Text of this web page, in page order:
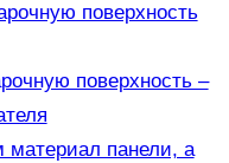
поверхность
поверхность –
панели, а